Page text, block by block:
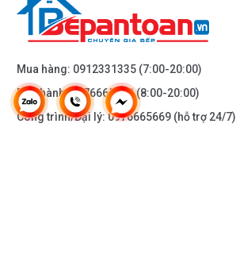
Mua hàng: 0912331335 (7:00-20:00)
Bảo hành:0976665669(8:00-20:00)
Công trình/Đại lý:0976665669 (hỗ trợ 24/7)